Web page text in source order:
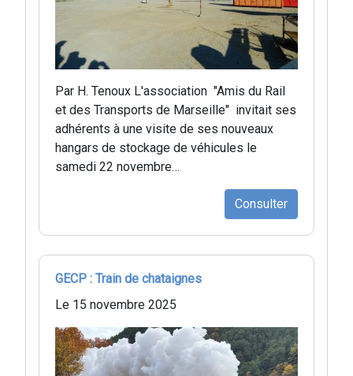
Par H. Tenoux L'association "Amis du Rail
et des Transports de Marseille" invitait ses
adhérents à une visite de ses nouveaux
hangars de stockage de véhicules le
samedi 22 novembre…
Consulter
GECP : Train de chataignes
Le 15 novembre 2025